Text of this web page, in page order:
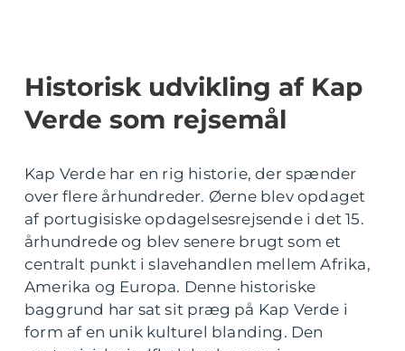
Historisk udvikling af Kap
Verde som rejsemål
Kap Verde har en rig historie, der spænder
over flere århundreder. Øerne blev opdaget
af portugisiske opdagelsesrejsende i det 15.
århundrede og blev senere brugt som et
centralt punkt i slavehandlen mellem Afrika,
Amerika og Europa. Denne historiske
baggrund har sat sit præg på Kap Verde i
form af en unik kulturel blanding. Den